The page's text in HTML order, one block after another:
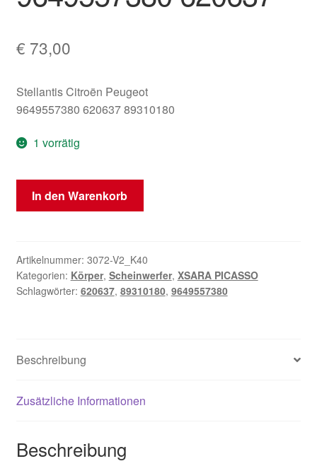
€ 73,00
Stellantis Citroën Peugeot
9649557380 620637 89310180
1 vorrätig
Scheinwerfer
Citroën
05
9649557380
620637
In den Warenkorb
Artikelnummer: 3072-V2_K40
Kategorien: Körper, Scheinwerfer, XSARA PICASSO
Schlagwörter: 620637, 89310180, 9649557380
Beschreibung
Zusätzliche Informationen
Beschreibung